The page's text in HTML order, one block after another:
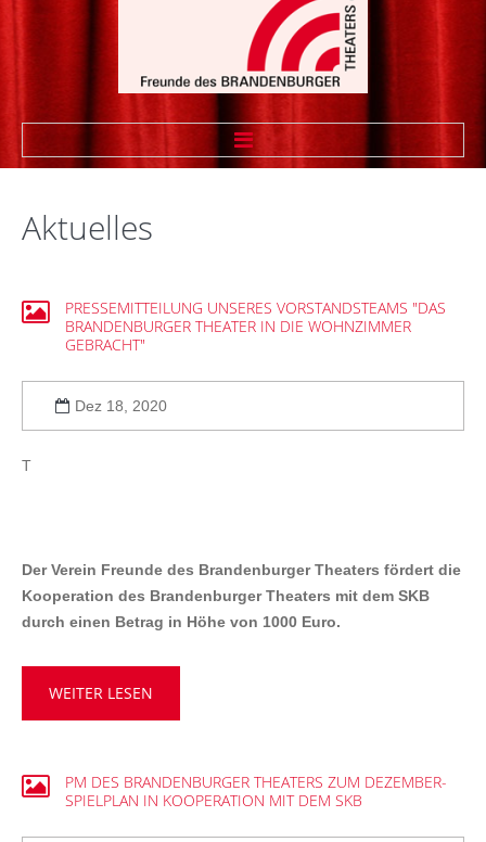
Vereinssatzung
Sponsoren
KONTAKT
Impressum
Aktuelles
PRESSEMITTEILUNG UNSERES VORSTANDSTEAMS "DAS
BRANDENBURGER THEATER IN DIE WOHNZIMMER
GEBRACHT"
Dez 18, 2020
T
Der Verein Freunde des Brandenburger Theaters fördert die
Kooperation des Brandenburger Theaters mit dem SKB
durch einen Betrag in Höhe von 1000 Euro.
WEITER LESEN
PM DES BRANDENBURGER THEATERS ZUM DEZEMBER-
SPIELPLAN IN KOOPERATION MIT DEM SKB